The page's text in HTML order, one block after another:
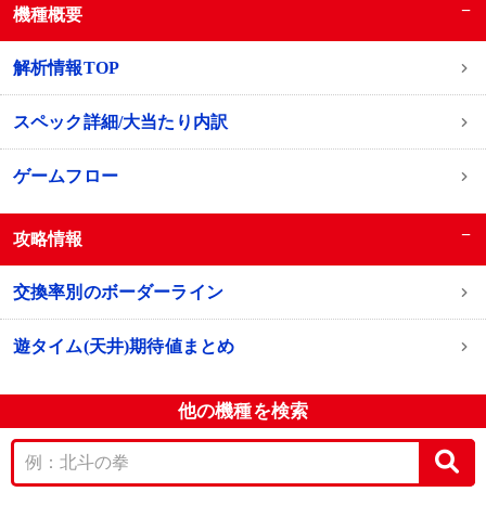
機種概要 −
解析情報TOP
スペック詳細/大当たり内訳
ゲームフロー
攻略情報 −
交換率別のボーダーライン
遊タイム(天井)期待値まとめ
他の機種を検索